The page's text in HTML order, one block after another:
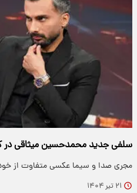
سلفی جدید محمدحسین میثاقی در
مجری صدا و سیما عکسی متفاوت از
۲۱ تیر ۱۴۰۴